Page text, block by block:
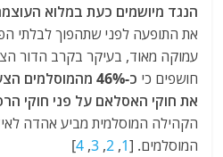
הנגד מיושמים כעת במלוא
את התופעה לפני שתהפוך לבלתי
עמוקה מאוד, בעיקר בקרב הדור
חושפים כי
כ-46%
את חוקי האסלאם על פני חוקי
הקהילה המוסלמית מביע אהדה
המוסלמים. [1
,
2
,
3
,
4
]